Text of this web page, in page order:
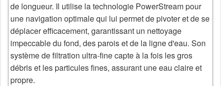
de longueur. Il utilise la technologie PowerStream pour
une navigation optimale qui lui permet de pivoter et de se
déplacer efficacement, garantissant un nettoyage
impeccable du fond, des parois et de la ligne d'eau. Son
système de filtration ultra-fine capte à la fois les gros
débris et les particules fines, assurant une eau claire et
propre.